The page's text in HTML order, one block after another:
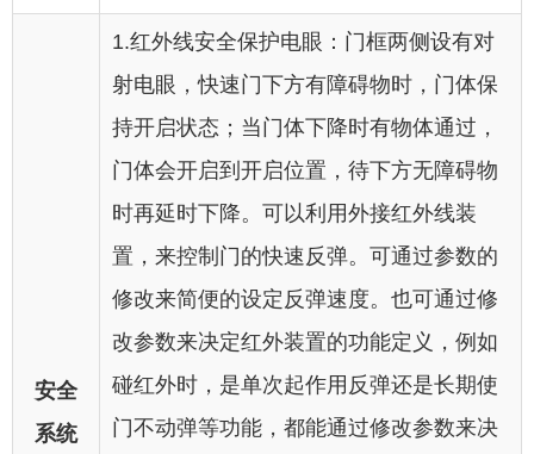
安全
系统
1.红外线安全保护电眼：门框两侧设有对
射电眼，快速门下方有障碍物时，门体保
持开启状态；当门体下降时有物体通过，
门体会开启到开启位置，待下方无障碍物
时再延时下降。可以利用外接红外线装
置，来控制门的快速反弹。可通过参数的
修改来简便的设定反弹速度。也可通过修
改参数来决定红外装置的功能定义，例如
碰红外时，是单次起作用反弹还是长期使
门不动弹等功能，都能通过修改参数来决